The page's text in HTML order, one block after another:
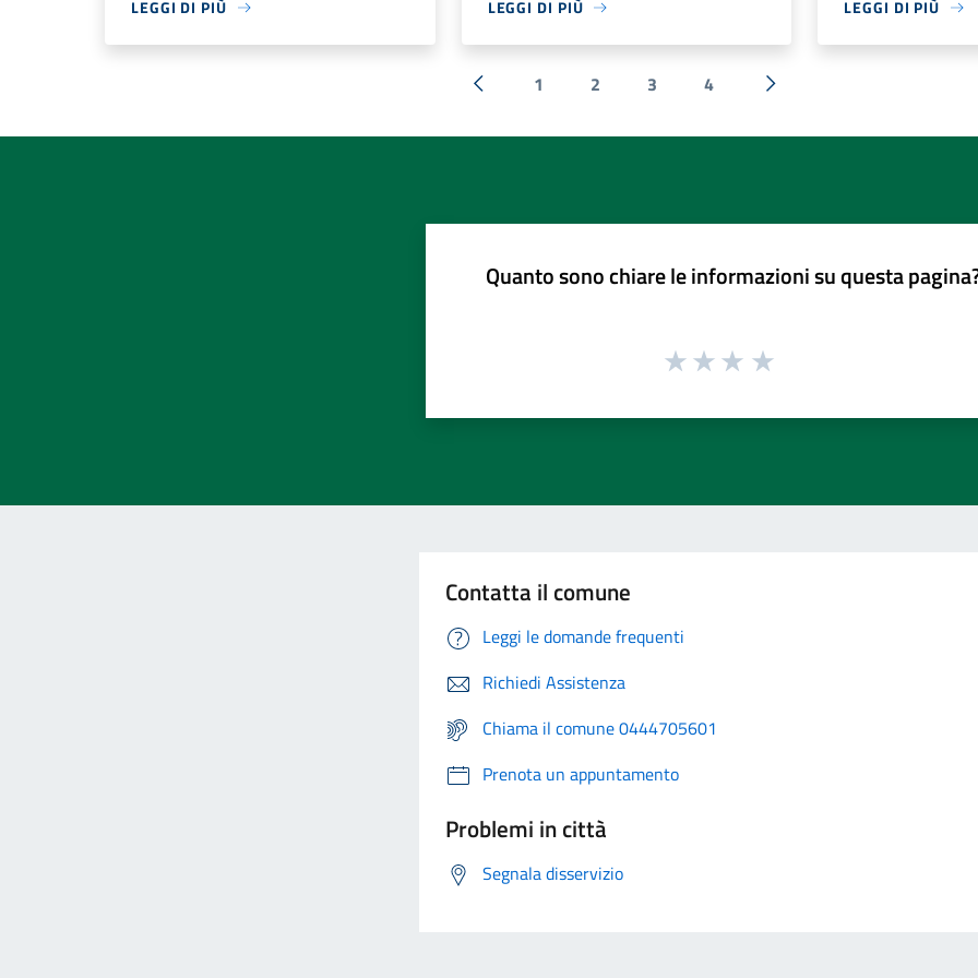
LEGGI DI PIÙ LEGGI DI PIÙ LEGGI DI PIÙ
« Precedente
1 2 3 4
Successiva »
Quanto sono chiare le informazioni su questa
Contatta il comune
Leggi le domande frequenti
Richiedi Assistenza
Chiama il comune 0444705601
Prenota un appuntamento
Problemi in città
Segnala disservizio